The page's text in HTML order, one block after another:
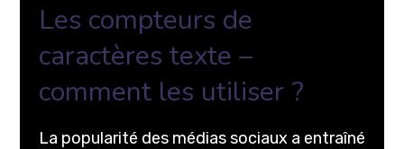
Les compteurs de
caractères texte –
comment les utiliser ?
La popularité des médias sociaux a entraîné